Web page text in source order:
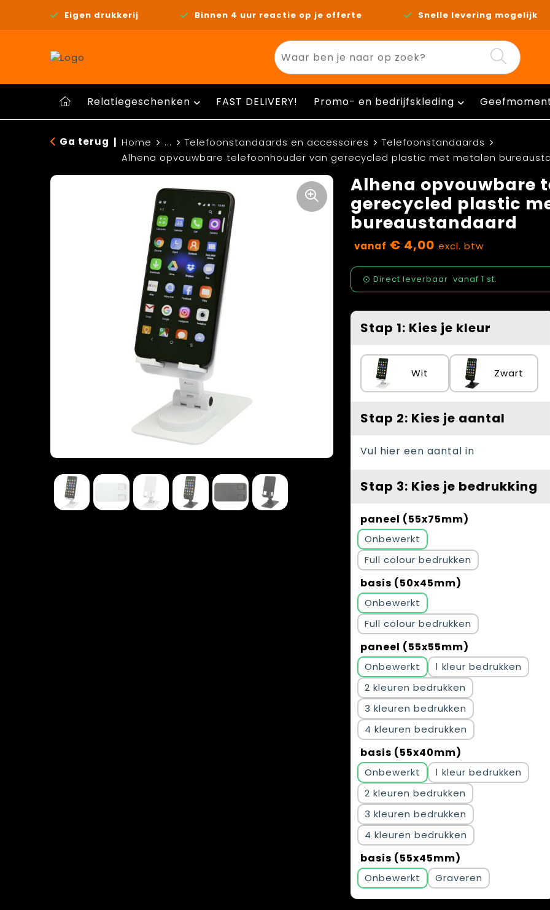
Eigen drukkerij Binnen 4 uur reactie op je offerte Snelle levering mogelijk
Relatiegeschenken FAST DELIVERY! Promo- en bedrijfskleding
Ga terug Home ... Telefoonstandaards en accessoires
Telefoonstandaards
Alhena opvouwbare telefoonhouder van gerecycled plastic met metalen
Alhena opvouwbare
gerecycled plastic
bureaustandaard
vanaf € 4,00 excl. btw
Direct leverbaar vanaf 1 st.
Stap 1: Kies je kleur
Wit Zwart
Stap 2: Kies je aantal
Vul hier een aantal in
Stap 3: Kies je bedrukking
paneel (55x75mm)
Onbewerkt
Full colour
basis (50x45mm)
Onbewerkt
Full colour
paneel (55x55mm)
Onbewerkt
1
2
3
4
basis (55x40mm)
Onbewerkt
1
2
3
4
basis (55x45mm)
Onbewerkt Graveren